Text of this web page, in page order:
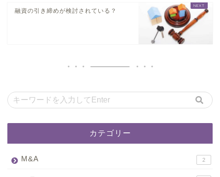
融資の引き締めが検討されている？
カテゴリー
M&A 2